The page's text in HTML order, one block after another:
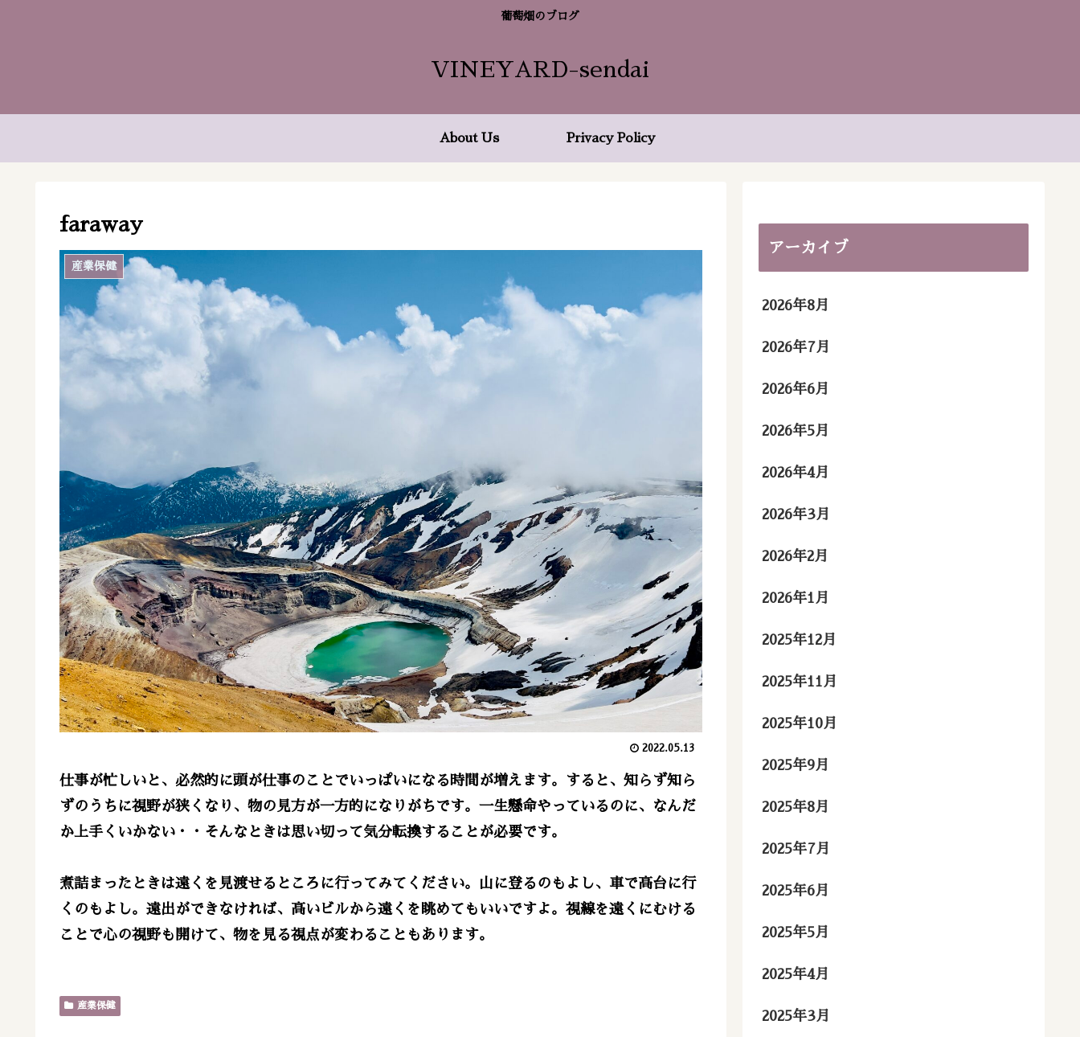
葡萄畑のブログ
VINEYARD-sendai
About Us Privacy Policy
faraway
産業保健
2022.05.13
仕事が忙しいと、必然的に頭が仕事のことでいっぱいになる時間が増えます。すると、知らず知ら
ずのうちに視野が狭くなり、物の見方が一方的になりがちです。一生懸命やっているのに、なんだ
か上手くいかない・・そんなときは思い切って気分転換することが必要です。
煮詰まったときは遠くを見渡せるところに行ってみてください。山に登るのもよし、車で高台に行
くのもよし。遠出ができなければ、高いビルから遠くを眺めてもいいですよ。視線を遠くにむける
ことで心の視野も開けて、物を見る視点が変わることもあります。
産業保健
アーカイブ
2026年8月
2026年7月
2026年6月
2026年5月
2026年4月
2026年3月
2026年2月
2026年1月
2025年12月
2025年11月
2025年10月
2025年9月
2025年8月
2025年7月
2025年6月
2025年5月
2025年4月
2025年3月